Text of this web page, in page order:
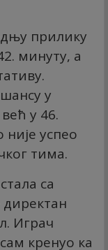
прилику
минуту, а
у
у 46.
успео
тима.
са
Играч
кренуо ка